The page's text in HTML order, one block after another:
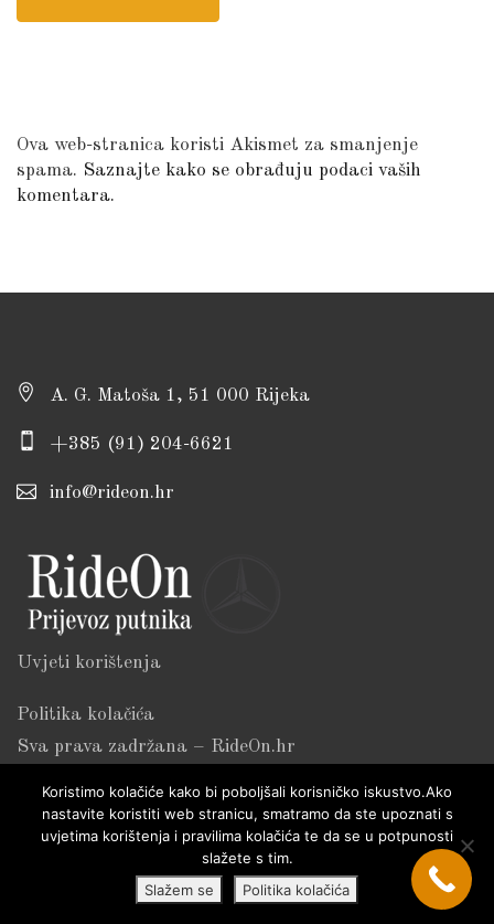
Ova web-stranica koristi Akismet za smanjenje
spama. Saznajte kako se obrađuju podaci vaših
komentara.
A. G. Matoša 1, 51 000 Rijeka
+385 (91) 204-6621
info@rideon.hr
Uvjeti korištenja
Politika kolačića
Sva prava zadržana – RideOn.hr
Koristimo kolačiće kako bi poboljšali korisničko iskustvo.Ako
nastavite koristiti web stranicu, smatramo da ste upoznati s
uvjetima korištenja i pravilima kolačića te da se u potpunosti
slažete s tim.
Slažem se
Politika kolačića